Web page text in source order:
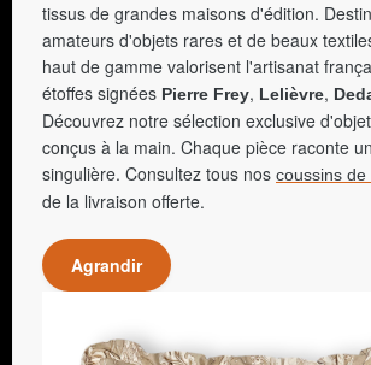
tissus de grandes maisons d'édition.
amateurs d'objets rares et de beaux
haut de gamme valorisent l'artisanat
étoffes signées Pierre Frey, Lelièvre,
Découvrez notre sélection exclusive
conçus à la main. Chaque pièce raconte
singulière. Consultez tous nos coussins de
de la livraison offerte.
Agrandir